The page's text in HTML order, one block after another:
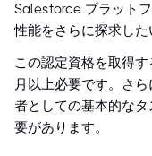
Salesforce プラット
性能をさらに探求した
この認定資格を取得
月以上必要です。さ
者としての基本的な
要があります。